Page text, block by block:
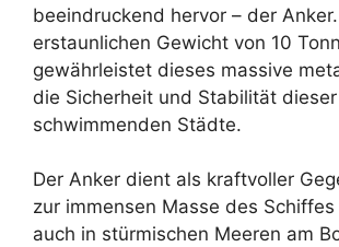
beeindruckend hervor – der
erstaunlichen Gewicht von 10
gewährleistet dieses massive
die Sicherheit und Stabilität dieser
schwimmenden Städte.
Der Anker dient als kraftvoller
zur immensen Masse des
auch in stürmischen Meeren am